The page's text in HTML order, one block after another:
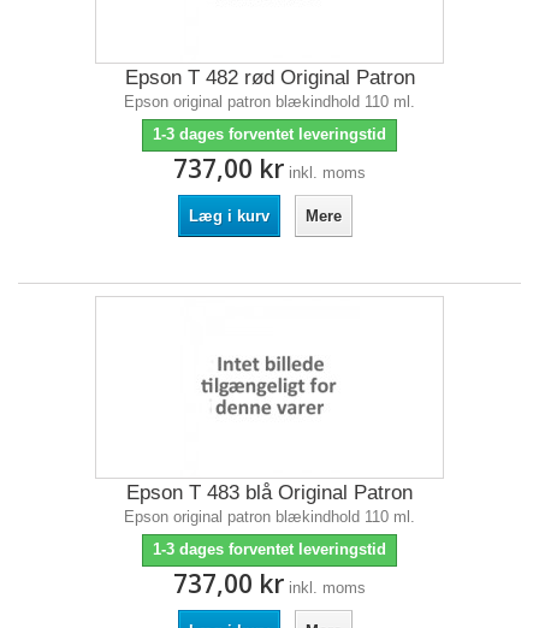
Epson T 482 rød Original Patron
Epson original patron blækindhold 110 ml.
1-3 dages forventet leveringstid
737,00 kr inkl. moms
Læg i kurv Mere
Epson T 483 blå Original Patron
Epson original patron blækindhold 110 ml.
1-3 dages forventet leveringstid
737,00 kr inkl. moms